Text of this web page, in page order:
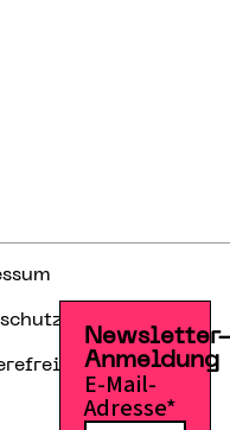
Anmeldung
E-Mail-
Adresse*